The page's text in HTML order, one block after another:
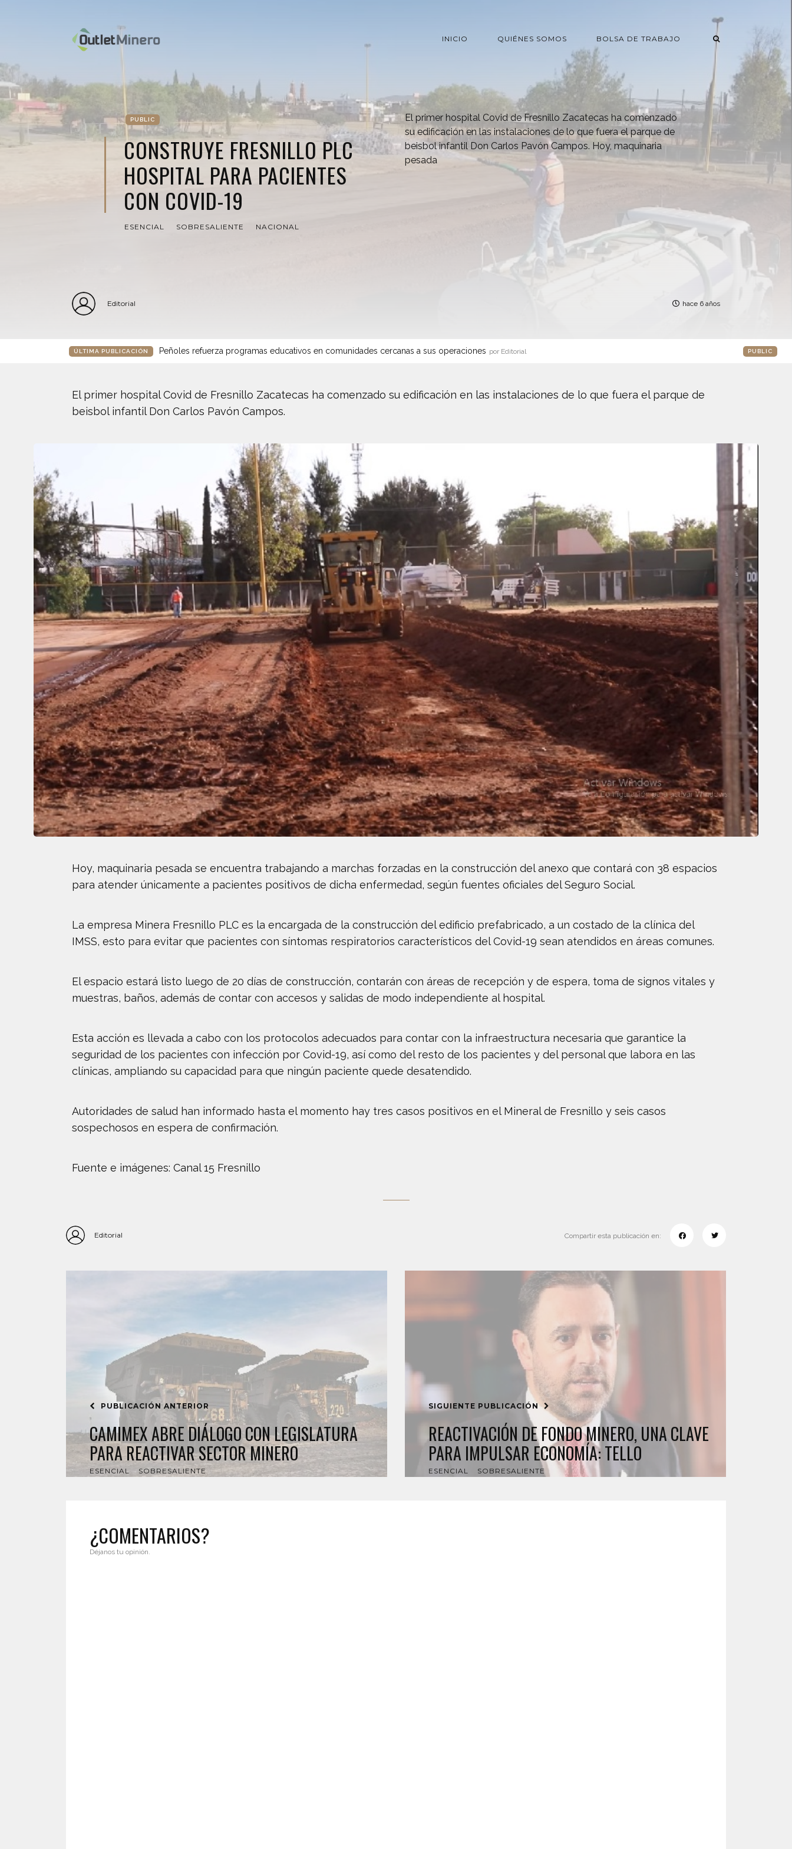
INICIO QUIÉNES SOMOS BOLSA DE TRABAJO
PUBLIC
CONSTRUYE FRESNILLO PLC
HOSPITAL PARA PACIENTES
CON COVID-19
ESENCIAL SOBRESALIENTE NACIONAL
El primer hospital Covid de Fresnillo Zacatecas ha comenzado
su edificación en las instalaciones de lo que fuera el parque de
beisbol infantil Don Carlos Pavón Campos. Hoy, maquinaria
pesada
Editorial hace 6 años
ÚLTIMA PUBLICACIÓN Peñoles refuerza programas educativos en comunidades cercanas a sus operaciones por Editorial PUBLIC
El primer hospital Covid de Fresnillo Zacatecas ha comenzado su edificación en las instalaciones de lo que fuera el parque de
beisbol infantil Don Carlos Pavón Campos.
Hoy, maquinaria pesada se encuentra trabajando a marchas forzadas en la construcción del anexo que contará con 38 espacios
para atender únicamente a pacientes positivos de dicha enfermedad, según fuentes oficiales del Seguro Social.
La empresa Minera Fresnillo PLC es la encargada de la construcción del edificio prefabricado, a un costado de la clínica del
IMSS, esto para evitar que pacientes con síntomas respiratorios característicos del Covid-19 sean atendidos en áreas comunes.
El espacio estará listo luego de 20 días de construcción, contarán con áreas de recepción y de espera, toma de signos vitales y
muestras, baños, además de contar con accesos y salidas de modo independiente al hospital.
Esta acción es llevada a cabo con los protocolos adecuados para contar con la infraestructura necesaria que garantice la
seguridad de los pacientes con infección por Covid-19, así como del resto de los pacientes y del personal que labora en las
clínicas, ampliando su capacidad para que ningún paciente quede desatendido.
Autoridades de salud han informado hasta el momento hay tres casos positivos en el Mineral de Fresnillo y seis casos
sospechosos en espera de confirmación.
Fuente e imágenes: Canal 15 Fresnillo
Editorial Compartir esta publicación en:
PUBLICACIÓN ANTERIOR
CAMIMEX ABRE DIÁLOGO CON LEGISLATURA
PARA REACTIVAR SECTOR MINERO
ESENCIAL SOBRESALIENTE
SIGUIENTE PUBLICACIÓN
REACTIVACIÓN DE FONDO MINERO, UNA CLAVE
PARA IMPULSAR ECONOMÍA: TELLO
ESENCIAL SOBRESALIENTE
¿COMENTARIOS?
Déjanos tu opinión.